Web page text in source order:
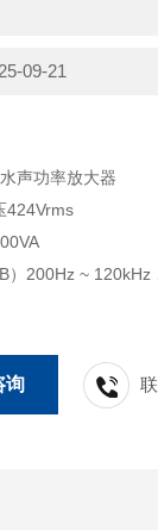
09-21
声功率放大器
424Vrms
）200Hz ~ 120kHz
询